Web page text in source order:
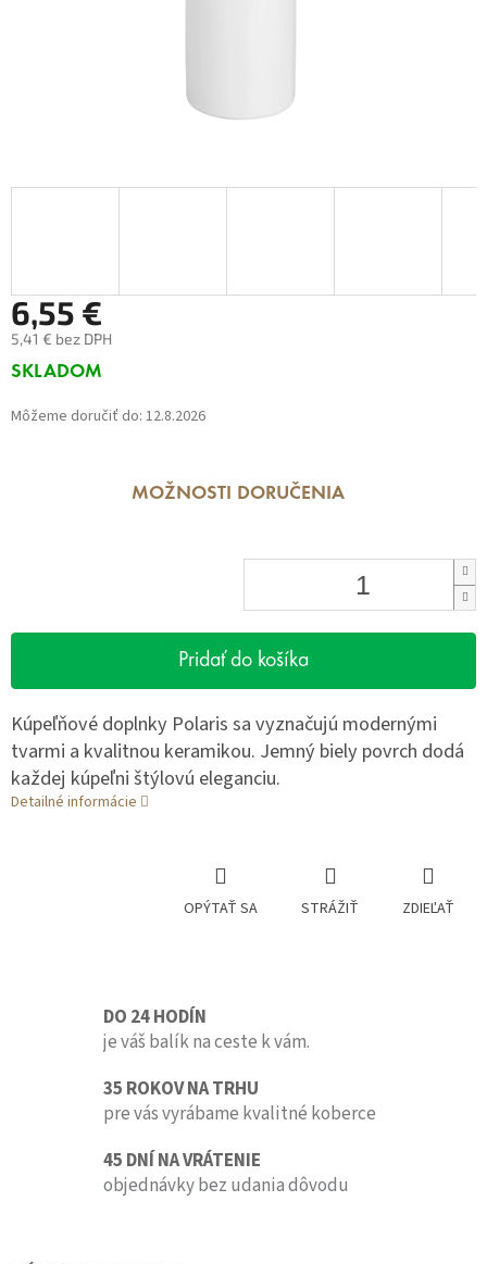
6,55 €
5,41 € bez DPH
Jednotková
SKLADOM
Môžeme doručiť do: 12.8.2026
MOŽNOSTI DORUČENIA
Pridať do košíka
Kúpeľňové doplnky Polaris sa vyznačujú modernými
tvarmi a kvalitnou keramikou. Jemný biely povrch dodá
každej kúpeľni štýlovú eleganciu.
Detailné informácie
OPÝTAŤ SA STRÁŽIŤ ZDIEĽAŤ
DO 24 HODÍN
je váš balík na ceste k vám.
35 ROKOV NA TRHU
pre vás vyrábame kvalitné koberce
45 DNÍ NA VRÁTENIE
objednávky bez udania dôvodu